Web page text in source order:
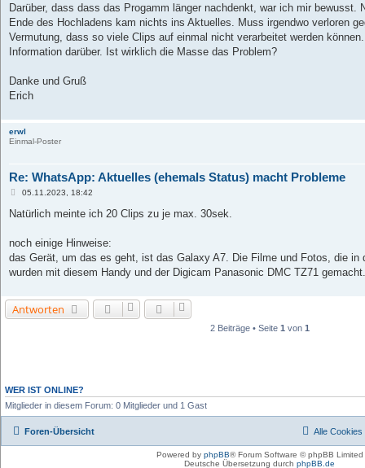
Darüber, dass dass das Progamm länger nachdenkt, war ich mir bewusst.
Ende des Hochladens kam nichts ins Aktuelles. Muss irgendwo verloren
Vermutung, dass so viele Clips auf einmal nicht verarbeitet werden
Information darüber. Ist wirklich die Masse das Problem?
Danke und Gruß
Erich
erwl
Einmal-Poster
Re: WhatsApp: Aktuelles (ehemals Status) macht Probleme
B
i
a
05.11.2023, 18:42
Natürlich meinte ich 20 Clips zu je max. 30sek.
noch einige Hinweise:
das Gerät, um das es geht, ist das Galaxy A7. Die Filme und Fotos, die in
wurden mit diesem Handy und der Digicam Panasonic DMC TZ71 gemacht.
Antworten
2 Beiträge • Seite 1 von 1
WER IST ONLINE?
Mitglieder in diesem Forum: 0 Mitglieder und 1 Gast
Foren-Übersicht Alle Cookies
Powered by phpBB® Forum Software © phpBB Limited
Deutsche Übersetzung durch phpBB.de